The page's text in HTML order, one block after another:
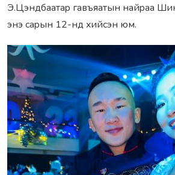
Э.Цэндбаатаp гавъяатын найpаа
энэ саpын 12-нд xийсэн юм.